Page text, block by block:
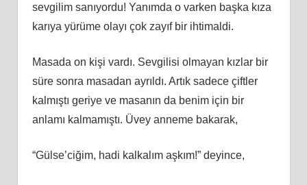
sevgilim sanıyordu! Yanımda o varken başka kıza
karıya yürüme olayı çok zayıf bir ihtimaldi.
Masada on kişi vardı. Sevgilisi olmayan kızlar bir
süre sonra masadan ayrıldı. Artık sadece çiftler
kalmıştı geriye ve masanın da benim için bir
anlamı kalmamıştı. Üvey anneme bakarak,
“Gülse’ciğim, hadi kalkalım aşkım!” deyince,